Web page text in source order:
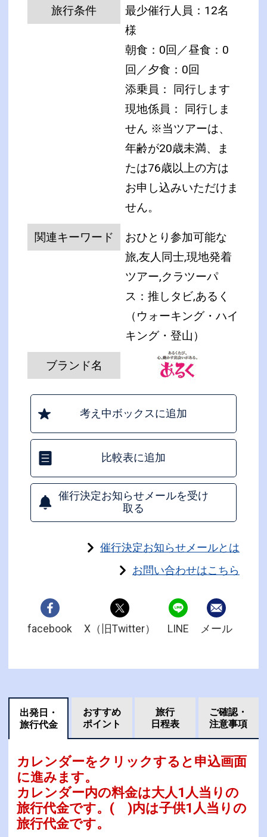
旅行条件
最少催行人員：12名
様
朝食：0回／昼食：0
回／夕食：0回
添乗員： 同行します
現地係員： 同行しま
せん ※当ツアーは、
年齢が20歳未満、ま
たは76歳以上の方は
お申し込みいただけま
せん。
関連キーワード
おひとり参加可能な
旅,友人同士,現地発着
ツアー,クラツーパ
ス：推しタビ,あるく
（ウォーキング・ハイ
キング・登山）
ブランド名
考え中ボックスに追加
比較表に追加
催行決定お知らせメールを受け
取る
催行決定お知らせメールとは
お問い合わせはこちら
facebook X（旧Twitter） LINE メール
出発日・
旅行代金
おすすめ
ポイント
旅行
日程表
ご確認・
注意事項
カレンダーをクリックすると申込画面
に進みます。
カレンダー内の料金は大人1人当りの
旅行代金です。 ( )内は子供1人当りの
旅行代金です。